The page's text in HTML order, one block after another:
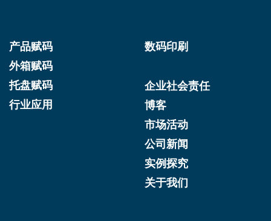
产品赋码
外箱赋码
托盘赋码
行业应用
数码印刷
企业社会责任
博客
市场活动
公司新闻
实例探究
关于我们